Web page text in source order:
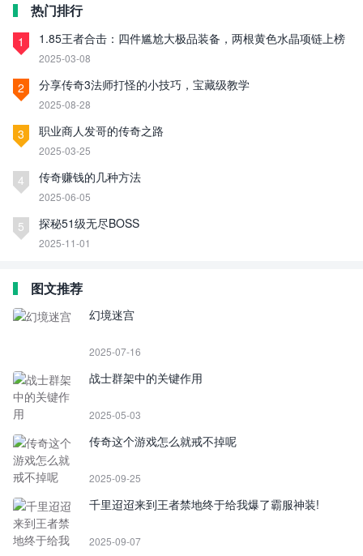
热门排行
1 1.85王者合击：四件尴尬大极品装备，两根黄色水晶项链上榜
2025-03-08
2 分享传奇3法师打怪的小技巧，宝藏级教学
2025-08-28
3 职业商人发哥的传奇之路
2025-03-25
4 传奇赚钱的几种方法
2025-06-05
5 探秘51级无尽BOSS
2025-11-01
图文推荐
幻境迷宫
2025-07-16
战士群架中的关键作用
2025-05-03
传奇这个游戏怎么就戒不掉呢
2025-09-25
千里迢迢来到王者禁地终于给我爆了霸服神装!
2025-09-07